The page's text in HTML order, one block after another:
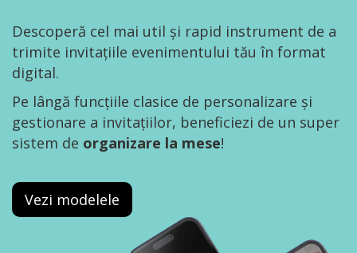
Descoperă cel mai util și rapid instrument de a
trimite invitațiile evenimentului tău în format
digital.
Pe lângă funcțiile clasice de personalizare și
gestionare a invitațiilor, beneficiezi de un super
sistem de organizare la mese!
Vezi modelele